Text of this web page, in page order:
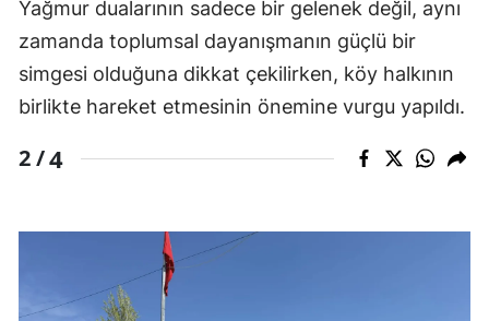
Yağmur dualarının sadece bir gelenek değil, aynı
zamanda toplumsal dayanışmanın güçlü bir
simgesi olduğuna dikkat çekilirken, köy halkının
birlikte hareket etmesinin önemine vurgu yapıldı.
2 /4